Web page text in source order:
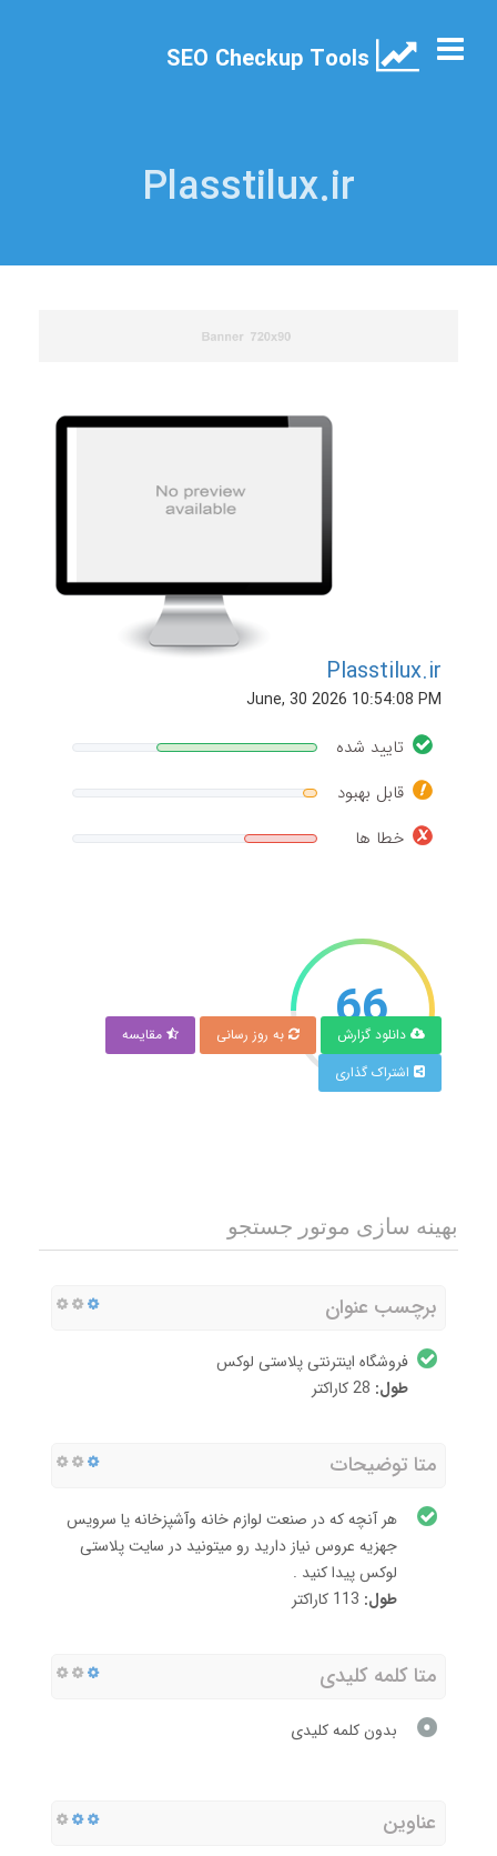
Plasstilux.ir
Plasstilux.ir
June, 30 2026 10:54:08 PM
تایید شده
قابل بهبود
خطا ها
66
امتیاز
دانلود گزارش به روز رسانی
مقایسه
اشتراک گذاری
بهینه سازی موتور جستجو
برچسب عنوان
فروشگاه اینترنتی پلاستی لوکس
طول:
متا توضیحات
هر آنچه که در صنعت لوازم خانه وآشپزخانه یا سرویس
جهزیه عروس نیاز دارید رو میتونید در سایت پلاستی
لوکس پیدا کنید .
طول:
متا کلمه کلیدی
بدون کلمه کلیدی
عناوین